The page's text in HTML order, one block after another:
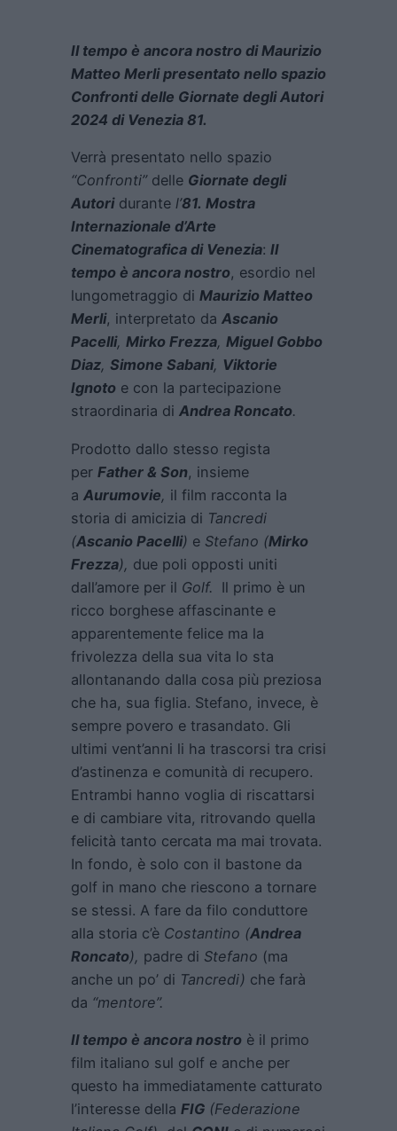
Il tempo è ancora nostro di Maurizio
Matteo Merli presentato nello spazio
Confronti delle Giornate degli Autori
2024 di Venezia 81.
Verrà presentato nello spazio
“Confronti”delle Giornate degli
Autoridurante l’81. Mostra
Internazionale d’Arte
Cinematografica di Venezia: Il
tempo è ancora nostro, esordio nel
lungometraggio di Maurizio Matteo
Merli, interpretato da Ascanio
Pacelli, Mirko Frezza, Miguel Gobbo
Diaz, Simone Sabani, Viktorie
Ignoto e con la partecipazione
straordinaria di Andrea Roncato.
Prodotto dallo stesso regista
per Father & Son, insieme
a Aurumovie, il film racconta la
storia di amicizia di Tancredi
(Ascanio Pacelli) e Stefano (Mirko
Frezza), due poli opposti uniti
dall’amore per il Golf. Il primo è un
ricco borghese affascinante e
apparentemente felice ma la
frivolezza della sua vita lo sta
allontanando dalla cosa più preziosa
che ha, sua figlia. Stefano, invece, è
sempre povero e trasandato. Gli
ultimi vent’anni li ha trascorsi tra crisi
d’astinenza e comunità di recupero.
Entrambi hanno voglia di riscattarsi
e di cambiare vita, ritrovando quella
felicità tanto cercata ma mai trovata.
In fondo, è solo con il bastone da
golf in mano che riescono a tornare
se stessi. A fare da filo conduttore
alla storia c’è Costantino (Andrea
Roncato), padre di Stefano (ma
anche un po’ di Tancredi) che farà
da “mentore”.
Il tempo è ancora nostro è il primo
film italiano sul golf e anche per
questo ha immediatamente catturato
l’interesse della FIG (Federazione